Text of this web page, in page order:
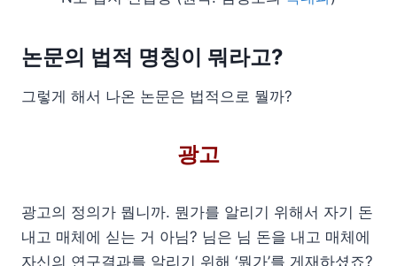
논문의 법적 명칭이 뭐라고?
그렇게 해서 나온 논문은 법적으로 뭘까?
광고
광고의 정의가 뭡니까. 뭔가를 알리기 위해서 자기 돈
내고 매체에 싣는 거 아님? 님은 님 돈을 내고 매체에
자신의 연구결과를 알리기 위해 ‘뭔가’를 게재하셨죠?